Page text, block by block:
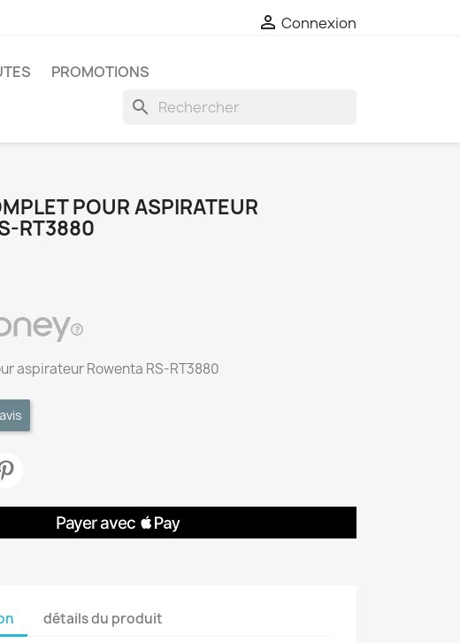
 Connexion
PROMOTIONS
search
POUR ASPIRATEUR
RT3880
aspirateur Rowenta RS-RT3880
détails du produit